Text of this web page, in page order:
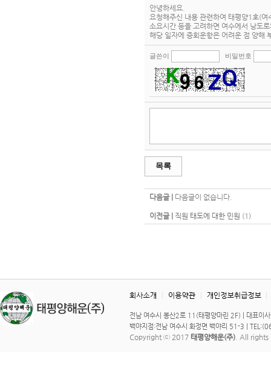
안녕하세요.
요청해주신 내용 관련하여 태평양1호(
소요시간 등을 고려하면 여수에서 낭도
해당 일자에 증회운항은 어려운 점 양해
글쓴이 비밀번호
목록
다음글 | 다음글이 없습니다.
이전글 | 직원 태도에 대한 민원 (1)
전남 여수시 봉산2로 11(태평양마린 2F) | 대표
백야지점:전남 여수시 화정면 백야리 51-3 |
Copyright ⓒ 2017 태평양해운(주) . All